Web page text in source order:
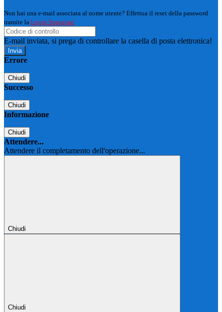
Non hai una e-mail associata al nome utente? Effettua il reset della password
tramite la Login Spaggiari
E-mail inviata, si prega di controllare la casella di posta elettronica!
Errore
Chiudi
Successo
Chiudi
Informazione
Chiudi
Attendere...
Attendere il completamento dell'operazione...
Chiudi
Chiudi